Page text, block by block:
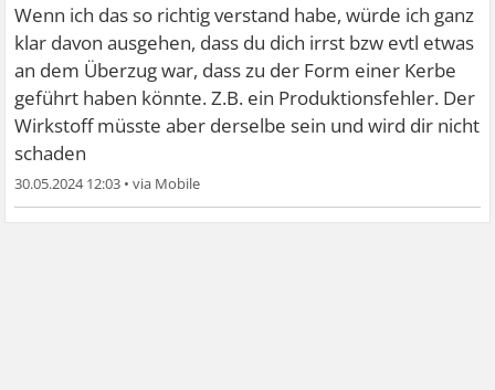
Wenn ich das so richtig verstand habe, würde ich ganz
klar davon ausgehen, dass du dich irrst bzw evtl etwas
an dem Überzug war, dass zu der Form einer Kerbe
geführt haben könnte. Z.B. ein Produktionsfehler. Der
Wirkstoff müsste aber derselbe sein und wird dir nicht
schaden
30.05.2024 12:03 •